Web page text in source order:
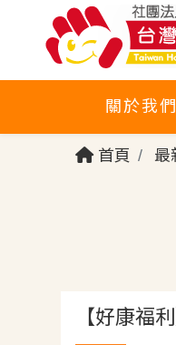
關於我們
首頁 最
【好康福